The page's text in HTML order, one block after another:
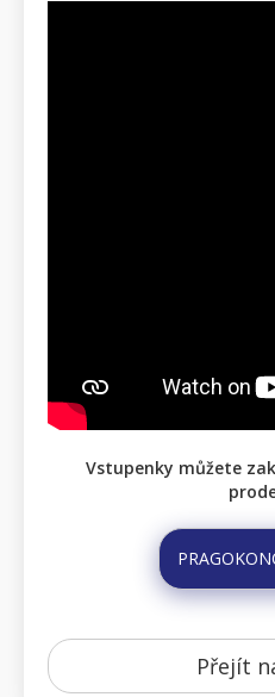
Vstupenky můžete
Přejít